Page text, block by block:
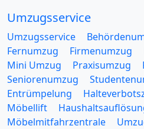
Umzugsservice
Umzugsservice
Fernumzug
Firmenumzug
Mini Umzug
Praxisumzug
Seniorenumzug
Entrümpelung
Möbellift
Möbelmitfahrzentrale